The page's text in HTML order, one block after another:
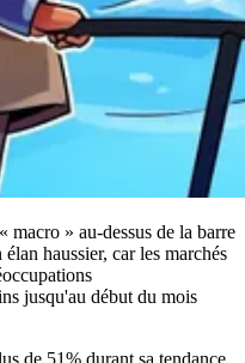
» au-dessus de la barre
haussier, car les marchés
jusqu'au début du mois
de 51% durant sa tendance